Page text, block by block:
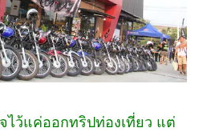
ไว้แค่ออกทริปท่องเที่ยว แต่